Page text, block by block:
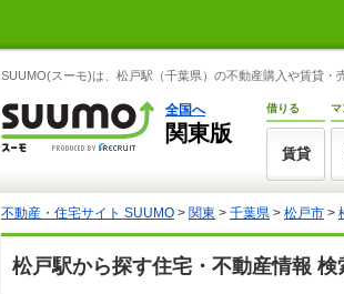
SUUMO(スーモ)は、松戸駅（千葉県）の不動産購入や賃貸・
全国へ
関東版
借りる
賃貸
マ
不動産・住宅サイト SUUMO > 関東 > 千葉県 > 松戸市 >
松戸駅から探す住宅・不動産情報 検